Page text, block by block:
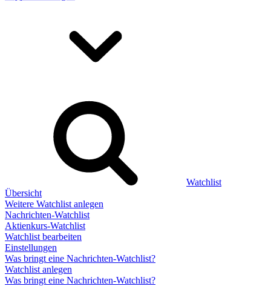
Watchlist
Übersicht
Weitere Watchlist anlegen
Nachrichten-Watchlist
Aktienkurs-Watchlist
Watchlist bearbeiten
Einstellungen
Was bringt eine Nachrichten-Watchlist?
Watchlist anlegen
Was bringt eine Nachrichten-Watchlist?